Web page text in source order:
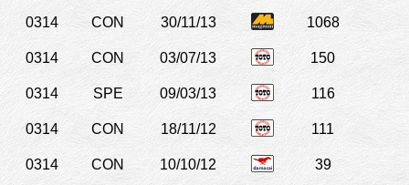
0314 CON 30/11/13 1068
0314 CON 03/07/13 150
0314 SPE 09/03/13 116
0314 CON 18/11/12 111
0314 CON 10/10/12 39